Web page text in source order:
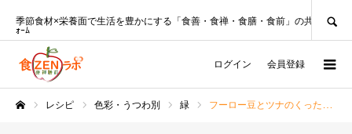
季節食材×栄養面で生活を豊かにする「食善・食禅・食膳・食前」の共創ﾌﾟﾗｯﾄﾌ
ｫｰﾑ
ログイン 会員登録
レシピ 色彩・うつわ別 緑 フーロー豆とツナのくったり煮〈沖縄県レシピ〉